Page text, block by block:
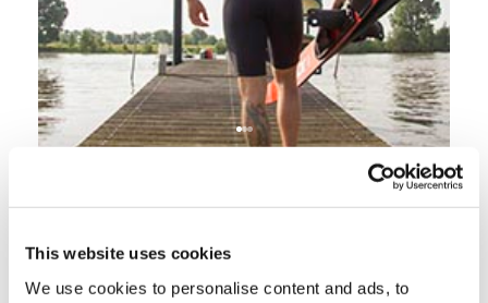
This website uses cookies
We use cookies to personalise content and ads, to